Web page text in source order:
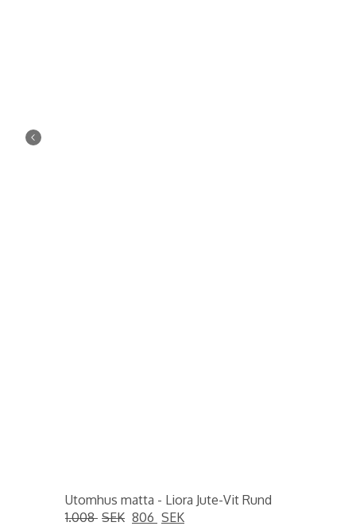
Utomhus matta - Liora Jute-Vit Rund
1.008 SEK Det
806 SEK